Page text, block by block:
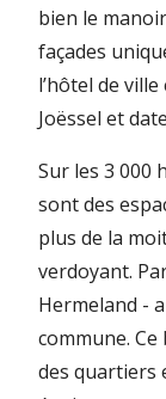
bien le
façades
l’hôtel de
Joëssel et
Sur les 3 000
sont des
plus de la
verdoyant.
Hermeland -
commune.
des quartiers